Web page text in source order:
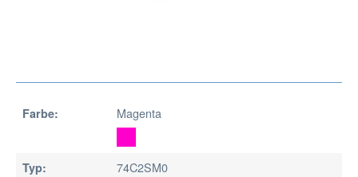
Farbe: Magenta
Typ: 74C2SM0